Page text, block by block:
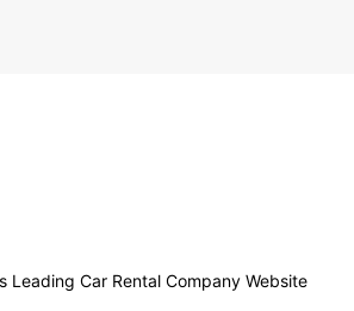
Leading Car Rental Company Website